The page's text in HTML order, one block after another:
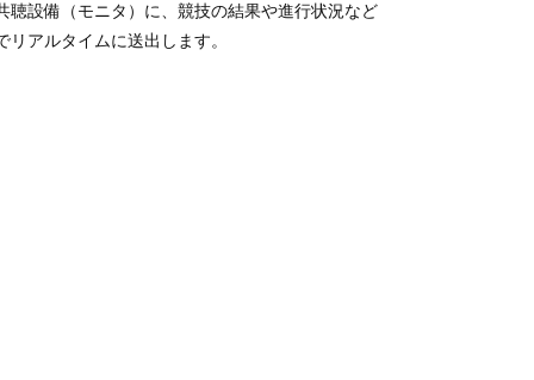
聴設備（モニタ）に、競技の結果や進行状況など
リアルタイムに送出します。